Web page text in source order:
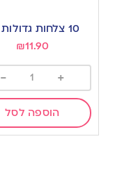
10 צלחות גדולות לגו
₪11.90
+
-
הוספה לסל